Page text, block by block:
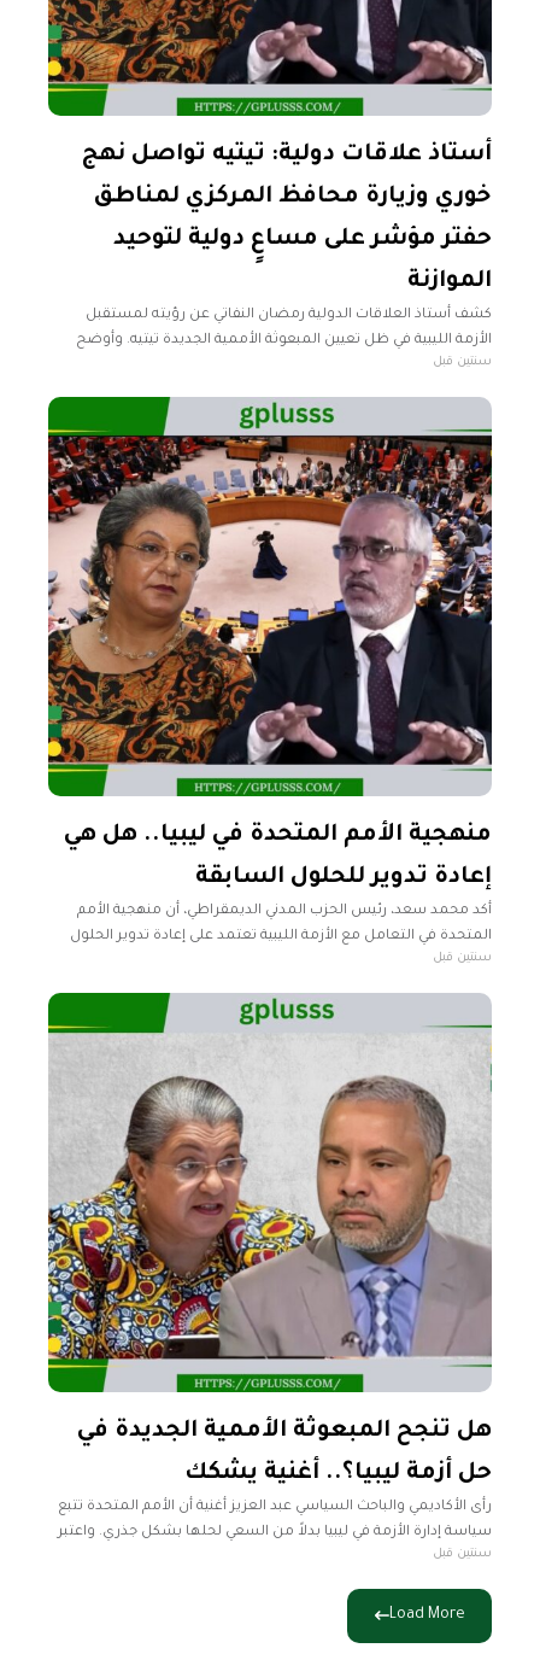
أستاذ علاقات دولية: تيتيه تواصل نهج
خوري وزيارة محافظ المركزي لمناطق
حفتر مؤشر على مساعٍ دولية لتوحيد
الموازنة
كشف أستاذ العلاقات الدولية رمضان النفاتي عن رؤيته لمستقبل
الأزمة الليبية في ظل تعيين المبعوثة الأممية الجديدة تيتيه. وأوضح
النفاتي، في تصريحات خاصة لموقع "العربي الجديد" الممول من قطر،
سنتين قبل
منهجية الأمم المتحدة في ليبيا.. هل هي
إعادة تدوير للحلول السابقة
أكد محمد سعد، رئيس الحزب المدني الديمقراطي، أن منهجية الأمم
المتحدة في التعامل مع الأزمة الليبية تعتمد على إعادة تدوير الحلول
السابقة دون البحث عن حلول مستدامة وجذرية. وأضاف سعد،
سنتين قبل
هل تنجح المبعوثة الأممية الجديدة في
حل أزمة ليبيا؟.. أغنية يشكك
رأى الأكاديمي والباحث السياسي عبد العزيز أغنية أن الأمم المتحدة تتبع
سياسة إدارة الأزمة في ليبيا بدلاً من السعي لحلها بشكل جذري. واعتبر
أغنية خلال تصريحات تلفزيونية لفضائية "ليبيا الحدث"،
سنتين قبل
Load More